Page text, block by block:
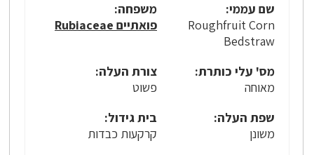
שם עממי:
Roughfruit Corn
Bedstraw
משפחה:
פואתיים Rubiaceae
מס' עלי כותרת:
מאוחה
צורת העלה:
פשוט
שפת העלה:
משונן
בית גידול:
קרקעות כבדות